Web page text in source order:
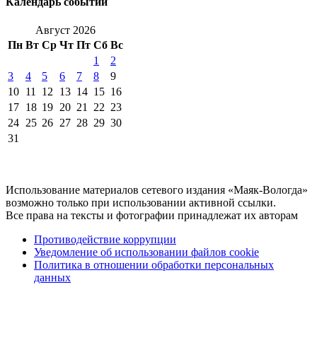
Август 2026
Пн Вт Ср Чт Пт Сб Вс
1
2
3
4 5 6 7 8
9
10 11 12 13 14 15 16
17 18 19 20 21 22 23
24 25 26 27 28 29 30
31
Использование материалов сетевого издания «Маяк-Вологда»
возможно только при использовании активной ссылки.
Все права на тексты и фотографии принадлежат их авторам
Противодействие коррупции
Уведомление об использовании файлов cookie
Политика в отношении обработки персональных
данных